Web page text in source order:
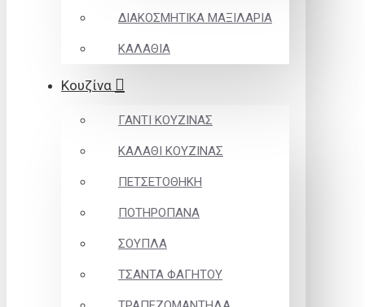
ΔΙΑΚΟΣΜΗΤΙΚΑ ΜΑΞΙΛΑΡΙΑ
ΚΑΛΑΘΙΑ
Κουζίνα
ΓΑΝΤΙ ΚΟΥΖΙΝΑΣ
ΚΑΛΑΘΙ ΚΟΥΖΙΝΑΣ
ΠΕΤΣΕΤΟΘΗΚΗ
ΠΟΤΗΡΟΠΑΝΑ
ΣΟΥΠΛΑ
ΤΣΑΝΤΑ ΦΑΓΗΤΟΥ